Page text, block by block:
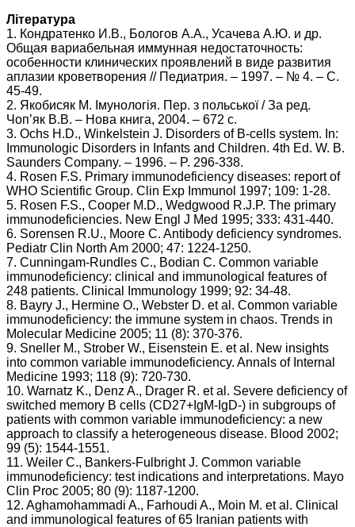
Література
1. Кондратенко И.В., Бологов А.А., Усачева А.Ю. и др.
Общая вариабельная иммунная недостаточность:
особенности клинических проявлений в виде развития
аплазии кроветворения // Педиатрия. – 1997. – № 4. – С.
45-49.
2. Якобисяк М. Імунологія. Пер. з польської / За ред.
Чоп’як В.В. – Нова книга, 2004. – 672 с.
3. Ochs H.D., Winkelstein J. Disorders of B-cells system. In:
Immunologic Disorders in Infants and Children. 4th Ed. W. B.
Saunders Company. – 1996. – P. 296-338.
4. Rosen F.S. Primary immunodeficiency diseases: report of
WHO Scientific Group. Clin Exp Immunol 1997; 109: 1-28.
5. Rosen F.S., Cooper M.D., Wedgwood R.J.P. The primary
immunodeficiencies. New Engl J Med 1995; 333: 431-440.
6. Sorensen R.U., Moore C. Antibody deficiency syndromes.
Pediatr Clin North Am 2000; 47: 1224-1250.
7. Cunningam-Rundles C., Bodian C. Common variable
immunodeficiency: clinical and immunological features of
248 patients. Clinical Immunology 1999; 92: 34-48.
8. Bayry J., Hermine O., Webster D. et al. Common variable
immunodeficiency: the immune system in chaos. Trends in
Molecular Medicine 2005; 11 (8): 370-376.
9. Sneller M., Strober W., Eisenstein E. et al. New insights
into common variable immunodeficiency. Annals of Internal
Medicine 1993; 118 (9): 720-730.
10. Warnatz K., Denz A., Drager R. et al. Severe deficiency of
switched memory B cells (CD27+IgM-IgD-) in subgroups of
patients with common variable immunodeficiency: a new
approach to classify a heterogeneous disease. Blood 2002;
99 (5): 1544-1551.
11. Weiler C., Bankers-Fulbright J. Common variable
immunodeficiency: test indications and interpretations. Mayo
Clin Proc 2005; 80 (9): 1187-1200.
12. Aghamohammadi A., Farhoudi A., Moin M. et al. Clinical
and immunological features of 65 Iranian patients with